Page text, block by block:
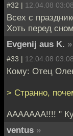
#32 | 12.04.08 03:08
Всех с
Хоть перед
Evgenij aus K. »
#33 | 12.04.08 03:08
Кому: Отец
> Странно,
ААААААА!!!! "
ventus »